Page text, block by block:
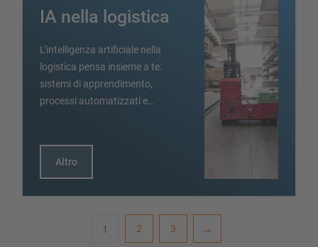
IA nella logistica
L’intelligenza artificiale nella
logistica pensa insieme a te:
sistemi di apprendimento,
processi automatizzati e…
Altro
1 2 3